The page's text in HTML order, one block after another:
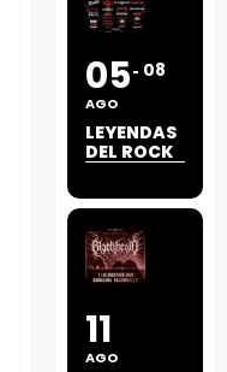
05
AGO
08
LEYENDAS
DEL ROCK
11
AGO